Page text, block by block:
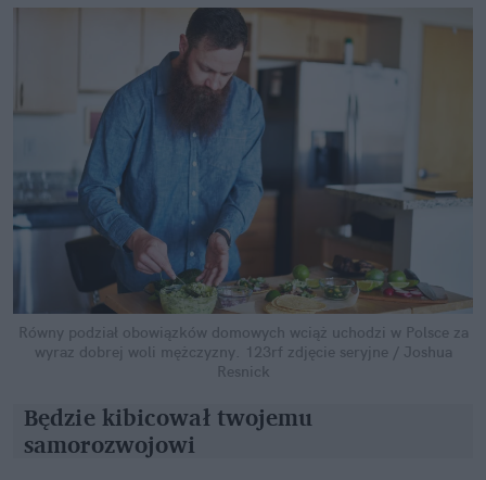
Równy podział obowiązków domowych wciąż uchodzi w Polsce za
wyraz dobrej woli mężczyzny. 123rf zdjęcie seryjne / Joshua
Resnick
Będzie kibicował twojemu
samorozwojowi